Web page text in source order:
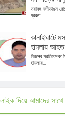
ভয়াবহ নদীভাঙন
প্রকল্প...
কানাইঘাটে
হামলায়
নিজস্ব প্রতিবেদক:
হামলায়...
লাইক দিয়ে আমাদের